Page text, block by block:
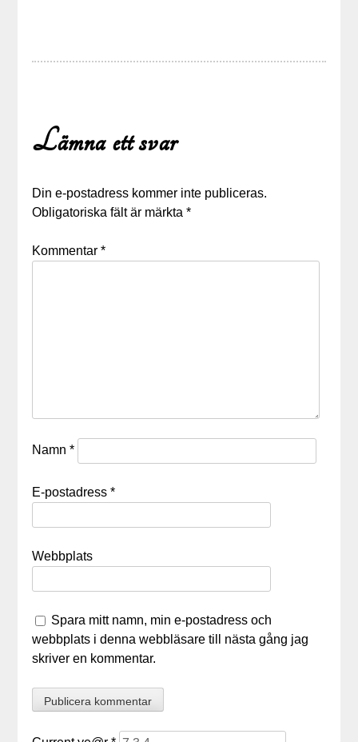
Lämna ett svar
Din e-postadress kommer inte publiceras.
Obligatoriska fält är märkta*
Kommentar*
Namn*
E-postadress*
Webbplats
Spara mitt namn, min e-postadress och
webbplats i denna webbläsare till nästa gång jag
skriver en kommentar.